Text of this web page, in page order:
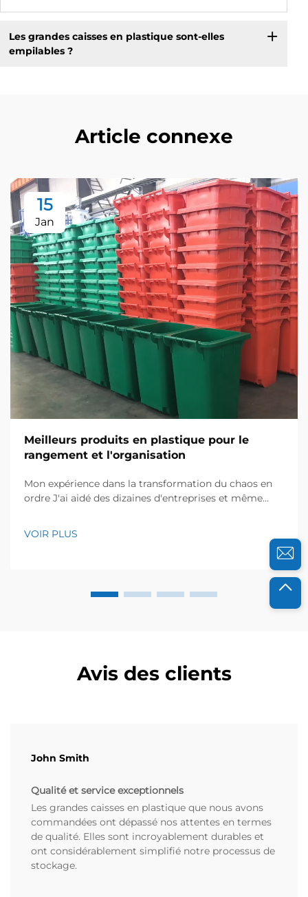
Les grandes caisses en plastique sont-elles
empilables ?
Article connexe
15
Jan
Meilleurs produits en plastique pour le
rangement et l'organisation
Mon expérience dans la transformation du chaos en
ordre J'ai aidé des dizaines d'entreprises et même
désordonnés peuvent être frustrants. L'année
VOIR PLUS
Avis des clients
John Smith
Qualité et service exceptionnels
Les grandes caisses en plastique que nous avons
commandées ont dépassé nos attentes en termes
de qualité. Elles sont incroyablement durables et
ont considérablement simplifié notre processus de
stockage.